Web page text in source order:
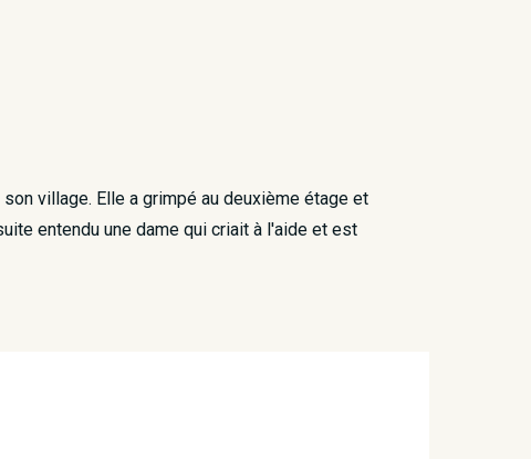
village. Elle a grimpé au deuxième étage et
entendu une dame qui criait à l'aide et est